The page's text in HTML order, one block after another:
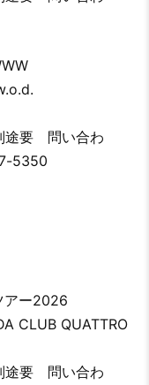
途要 問い合わ
5350
アー2026
CLUB QUATTRO
途要 問い合わ